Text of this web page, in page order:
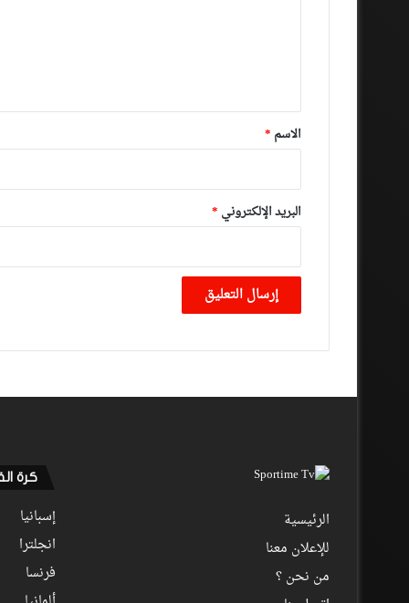
*
الاسم *
البريد الإلكتروني *
الرئيسية
للإعلان معنا
من نحن ؟
كرة
إسبانيا
انجلترا
فرنسا